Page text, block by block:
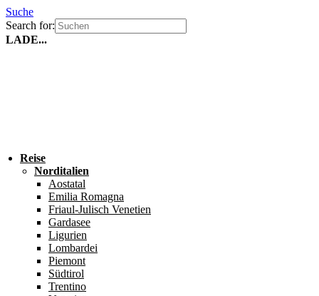
Suche
Search for:
LADE...
Reise
Norditalien
Aostatal
Emilia Romagna
Friaul-Julisch Venetien
Gardasee
Ligurien
Lombardei
Piemont
Südtirol
Trentino